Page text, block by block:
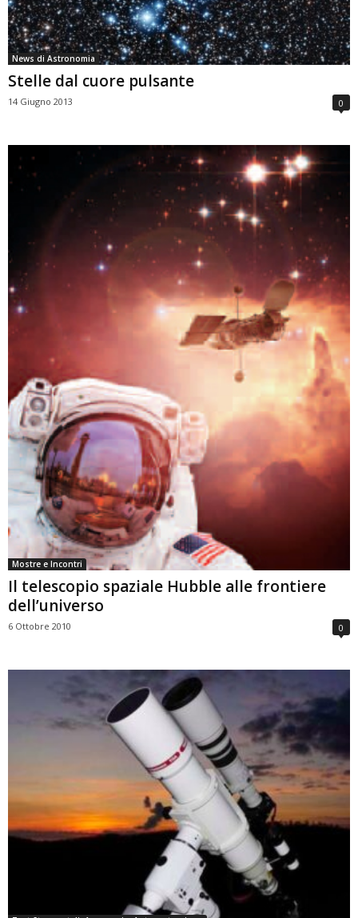
News di Astronomia
Stelle dal cuore pulsante
14 Giugno 2013 0
Mostre e Incontri
Il telescopio spaziale Hubble alle frontiere
dell’universo
6 Ottobre 2010 0